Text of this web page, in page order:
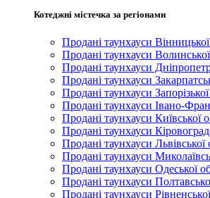
Котеджні містечка за регіонами
Продані таунхауси Вінницької
Продані таунхауси Волинської
Продані таунхауси
Продані таунхауси
Продані таунхауси Запорізької
Продані таунхауси Івано-
Продані таунхауси Київської
Продані таунхауси
Продані таунхауси Львівської
Продані таунхауси
Продані таунхауси Одеської
Продані таунхауси
Продані таунхауси